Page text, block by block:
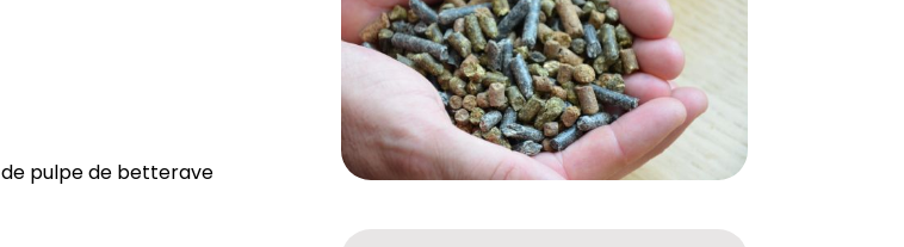
pulpe de betterave